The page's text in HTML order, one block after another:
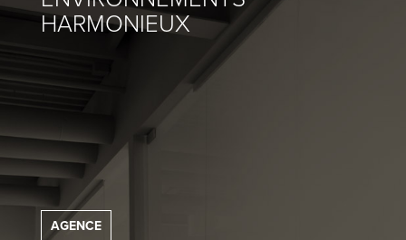
HARMONIEUX
AGENCE